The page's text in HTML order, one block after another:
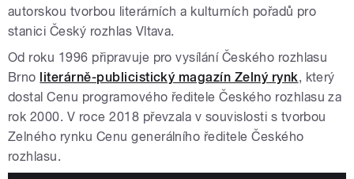
autorskou tvorbou literárních a kulturních pořadů pro
stanici Český rozhlas Vltava.
Od roku 1996 připravuje pro vysílání Českého rozhlasu
Brno literárně-publicistický magazín Zelný rynk, který
dostal Cenu programového ředitele Českého rozhlasu za
rok 2000. V roce 2018 převzala v souvislosti s tvorbou
Zelného rynku Cenu generálního ředitele Českého
rozhlasu.